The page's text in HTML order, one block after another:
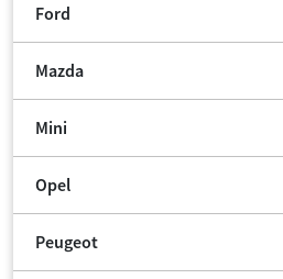
Ford
Mazda
Mini
Opel
Peugeot